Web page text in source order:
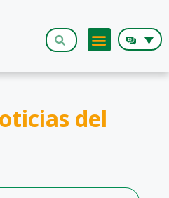
del